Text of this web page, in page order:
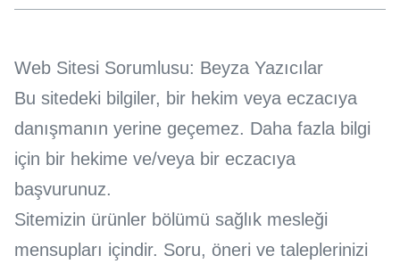
Web Sitesi Sorumlusu: Beyza Yazıcılar
Bu sitedeki bilgiler, bir hekim veya eczacıya
danışmanın yerine geçemez. Daha fazla bilgi
için bir hekime ve/veya bir eczacıya
başvurunuz.
Sitemizin ürünler bölümü sağlık mesleği
mensupları içindir. Soru, öneri ve taleplerinizi